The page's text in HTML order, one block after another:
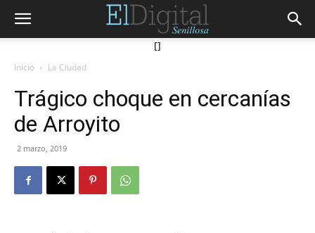
[]
Inicio La Ciudad
Trágico choque en cercanías
de Arroyito
2 marzo, 2019